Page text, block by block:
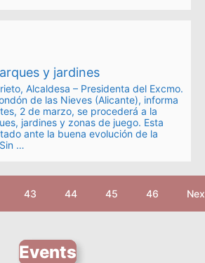
y jardines
Alcaldesa – Presidenta del Excmo.
de las Nieves (Alicante), informa
2 de marzo, se procederá a la
jardines y zonas de juego. Esta
ante la buena evolución de la
…
43 44 45 46
Events